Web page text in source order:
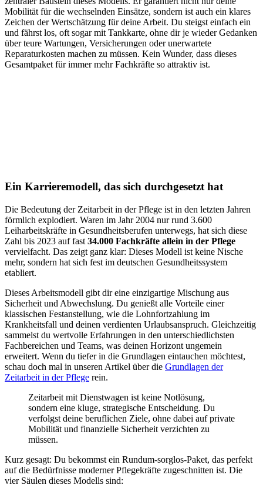
Mobilität für die wechselnden Einsätze, sondern ist auch ein klares
Zeichen der Wertschätzung für deine Arbeit. Du steigst einfach ein
und fährst los, oft sogar mit Tankkarte, ohne dir je wieder Gedanken
über teure Wartungen, Versicherungen oder unerwartete
Reparaturkosten machen zu müssen. Kein Wunder, dass dieses
Gesamtpaket für immer mehr Fachkräfte so attraktiv ist.
Ein Karrieremodell, das sich durchgesetzt hat
Die Bedeutung der Zeitarbeit in der Pflege ist in den letzten Jahren
förmlich explodiert. Waren im Jahr 2004 nur rund 3.600
Leiharbeitskräfte in Gesundheitsberufen unterwegs, hat sich diese
Zahl bis 2023 auf fast 34.000 Fachkräfte allein in der Pflege
vervielfacht. Das zeigt ganz klar: Dieses Modell ist keine Nische
mehr, sondern hat sich fest im deutschen Gesundheitssystem
etabliert.
Dieses Arbeitsmodell gibt dir eine einzigartige Mischung aus
Sicherheit und Abwechslung. Du genießt alle Vorteile einer
klassischen Festanstellung, wie die Lohnfortzahlung im
Krankheitsfall und deinen verdienten Urlaubsanspruch. Gleichzeitig
sammelst du wertvolle Erfahrungen in den unterschiedlichsten
Fachbereichen und Teams, was deinen Horizont ungemein
erweitert. Wenn du tiefer in die Grundlagen eintauchen möchtest,
schau doch mal in unseren Artikel über die Grundlagen der
Zeitarbeit in der Pflege rein.
Zeitarbeit mit Dienstwagen ist keine Notlösung,
sondern eine kluge, strategische Entscheidung. Du
verfolgst deine beruflichen Ziele, ohne dabei auf private
Mobilität und finanzielle Sicherheit verzichten zu
müssen.
Kurz gesagt: Du bekommst ein Rundum-sorglos-Paket, das perfekt
auf die Bedürfnisse moderner Pflegekräfte zugeschnitten ist. Die
vier Säulen dieses Modells sind: